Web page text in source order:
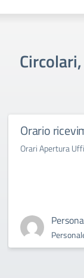
Orario
Orari Apertura